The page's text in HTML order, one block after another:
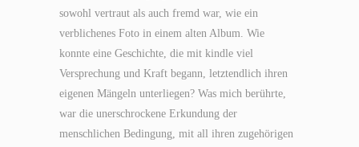
sowohl vertraut als auch fremd war, wie ein
verblichenes Foto in einem alten Album. Wie
konnte eine Geschichte, die mit kindle viel
Versprechung und Kraft begann, letztendlich ihren
eigenen Mängeln unterliegen? Was mich berührte,
war die unerschrockene Erkundung der
menschlichen Bedingung, mit all ihren zugehörigen